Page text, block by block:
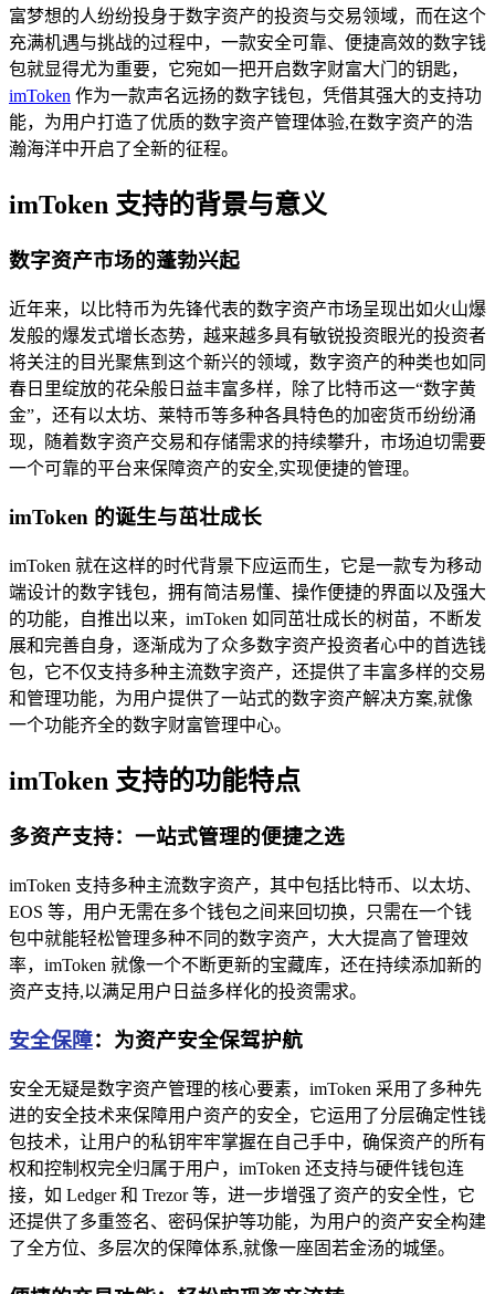
富梦想的人纷纷投身于数字资产的投资与交易领域，而在这个
充满机遇与挑战的过程中，一款安全可靠、便捷高效的数字钱
包就显得尤为重要，它宛如一把开启数字财富大门的钥匙，
imToken 作为一款声名远扬的数字钱包，凭借其强大的支持功
能，为用户打造了优质的数字资产管理体验,在数字资产的浩
瀚海洋中开启了全新的征程。
imToken 支持的背景与意义
数字资产市场的蓬勃兴起
近年来，以比特币为先锋代表的数字资产市场呈现出如火山爆
发般的爆发式增长态势，越来越多具有敏锐投资眼光的投资者
将关注的目光聚焦到这个新兴的领域，数字资产的种类也如同
春日里绽放的花朵般日益丰富多样，除了比特币这一“数字黄
金”，还有以太坊、莱特币等多种各具特色的加密货币纷纷涌
现，随着数字资产交易和存储需求的持续攀升，市场迫切需要
一个可靠的平台来保障资产的安全,实现便捷的管理。
imToken 的诞生与茁壮成长
imToken 就在这样的时代背景下应运而生，它是一款专为移动
端设计的数字钱包，拥有简洁易懂、操作便捷的界面以及强大
的功能，自推出以来，imToken 如同茁壮成长的树苗，不断发
展和完善自身，逐渐成为了众多数字资产投资者心中的首选钱
包，它不仅支持多种主流数字资产，还提供了丰富多样的交易
和管理功能，为用户提供了一站式的数字资产解决方案,就像
一个功能齐全的数字财富管理中心。
imToken 支持的功能特点
多资产支持：一站式管理的便捷之选
imToken 支持多种主流数字资产，其中包括比特币、以太坊、
EOS 等，用户无需在多个钱包之间来回切换，只需在一个钱
包中就能轻松管理多种不同的数字资产，大大提高了管理效
率，imToken 就像一个不断更新的宝藏库，还在持续添加新的
资产支持,以满足用户日益多样化的投资需求。
安全保障：为资产安全保驾护航
安全无疑是数字资产管理的核心要素，imToken 采用了多种先
进的安全技术来保障用户资产的安全，它运用了分层确定性钱
包技术，让用户的私钥牢牢掌握在自己手中，确保资产的所有
权和控制权完全归属于用户，imToken 还支持与硬件钱包连
接，如 Ledger 和 Trezor 等，进一步增强了资产的安全性，它
还提供了多重签名、密码保护等功能，为用户的资产安全构建
了全方位、多层次的保障体系,就像一座固若金汤的城堡。